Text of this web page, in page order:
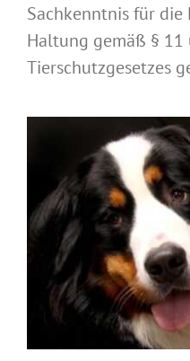
Sachkenntnis für
Haltung gemäß § 11
Tierschutzgesetzes